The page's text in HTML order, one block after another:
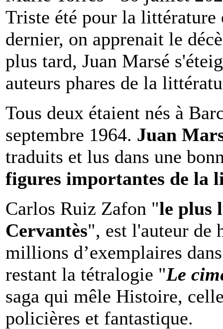
Triste été pour la
dernier, on apprenait le
plus tard, Juan Marsé
auteurs phares de la
Tous deux étaient nés à
septembre 1964. Juan
traduits et lus dans une
figures importantes de la
Carlos Ruiz Zafon "le plus
Cervantès", est l'auteur de
millions d’exemplaires
restant la tétralogie "Le
saga qui mêle Histoire,
policières et fantastique.